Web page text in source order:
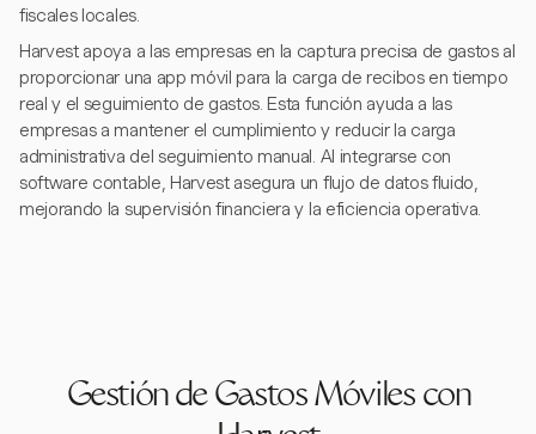
fiscales locales.
Harvest apoya a las empresas en la captura precisa de gastos al
proporcionar una app móvil para la carga de recibos en tiempo
real y el seguimiento de gastos. Esta función ayuda a las
empresas a mantener el cumplimiento y reducir la carga
administrativa del seguimiento manual. Al integrarse con
software contable, Harvest asegura un flujo de datos fluido,
mejorando la supervisión financiera y la eficiencia operativa.
Gestión de Gastos Móviles con